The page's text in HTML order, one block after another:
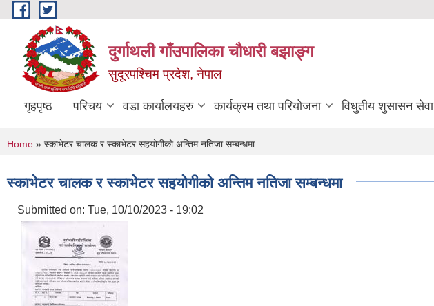
Skip to main content
दुर्गाथली गाँउपालिका चौधारी बझाङ्ग
सुदूरपश्चिम प्रदेश, नेपाल
गृहपृष्ठ परिचय वडा कार्यालयहरु कार्यक्रम तथा परियोजना विधुतीय शुसासन सेवा
You are here
Home » स्काभेटर चालक र स्काभेटर सहयोगीको अन्तिम नतिजा सम्बन्धमा
स्काभेटर चालक र स्काभेटर सहयोगीको अन्तिम नतिजा सम्बन्धमा
Submitted on: Tue, 10/10/2023 - 19:02